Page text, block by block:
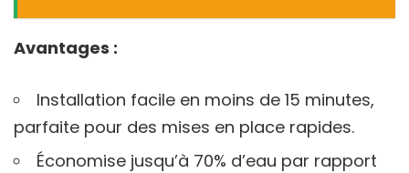
Avantages :
Installation facile en moins de 15 minutes,
parfaite pour des mises en place rapides.
Économise jusqu’à 70% d’eau par rapport